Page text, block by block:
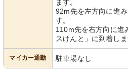
ます。
92m先を左方向に進
す。
110m先を右方向に進
スけんと」に到着しま
マイカー通勤 駐車場なし